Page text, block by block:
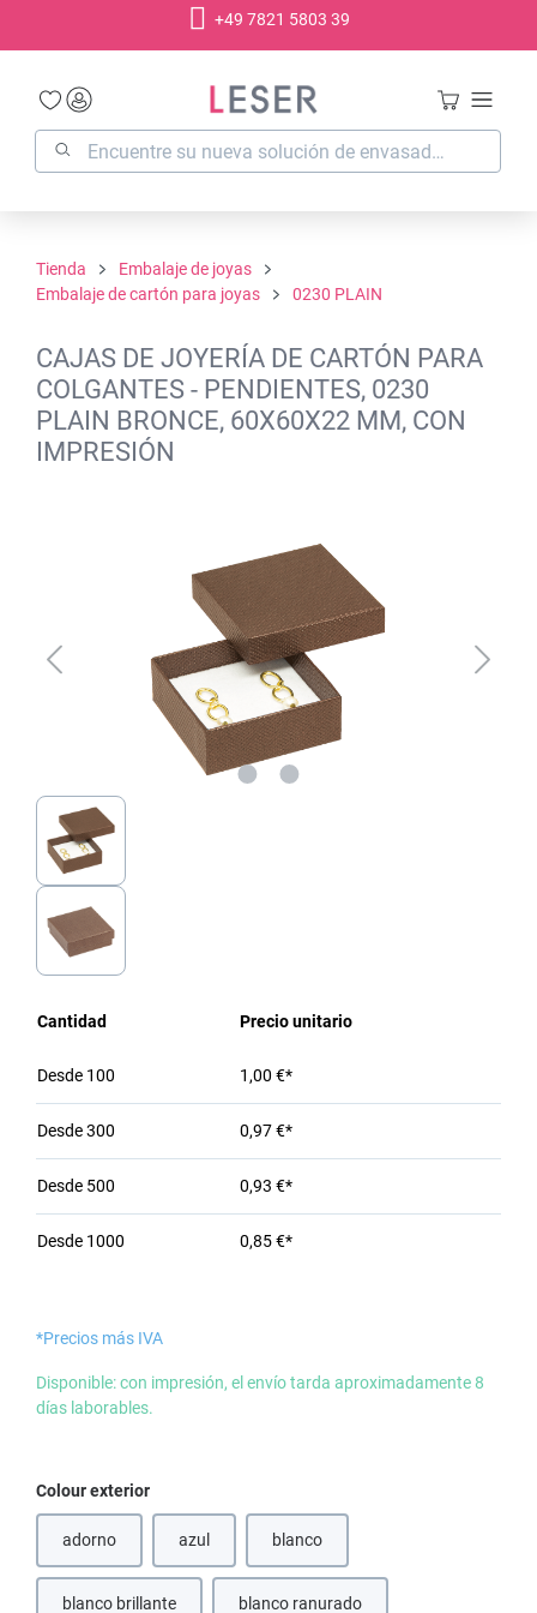
+49 7821 5803 39
Tienda
Embalaje de joyas
Embalaje de cartón para joyas
0230 PLAIN
CAJAS DE JOYERÍA DE CARTÓN PARA
COLGANTES - PENDIENTES, 0230
PLAIN BRONCE, 60X60X22 MM, CON
IMPRESIÓN
Cantidad Precio unitario
Desde 100 1,00 €*
Desde300 0,97 €*
Desde 500 0,93 €*
Desde 1000 0,85 €*
*Precios más IVA
Disponible: con impresión, el envío tarda aproximadamente 8
días laborables.
Seleccione
Colour exterior
adorno(Esta opción no está disponible en este momento.)
azul blanco(Esta opción no está disponible en
blanco brillante blanco ranurado